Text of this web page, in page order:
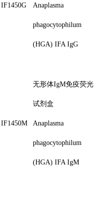
IF1450G Anaplasma
phagocytophilum
(HGA) IFA IgG
IF1450M
无形体IgM免疫荧光
试剂盒
Anaplasma
phagocytophilum
(HGA) IFA IgM